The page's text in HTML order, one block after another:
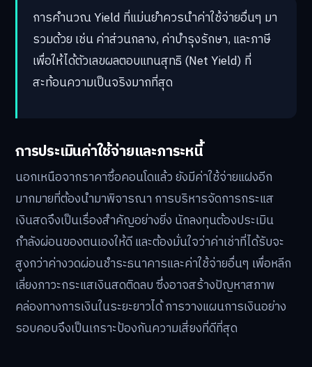
การคำนวณ Yield ที่แม่นยำควรนำค่าใช้จ่ายอื่นๆ มา
รวมด้วย เช่น ค่าส่วนกลาง, ค่าบำรุงรักษา, และภาษี
เพื่อให้ได้ตัวเลขผลตอบแทนสุทธิ (Net Yield) ที่
สะท้อนความเป็นจริงมากที่สุด
การประเมินค่าใช้จ่ายและภาระหนี้
นอกเหนือจากราคาซื้อคอนโดแล้ว ยังมีค่าใช้จ่ายแฝงอีก
มากมายที่ต้องนำมาพิจารณา การบริหารจัดการกระแส
เงินสดจึงเป็นเรื่องสำคัญอย่างยิ่ง นักลงทุนต้องประเมิน
กำลังผ่อนของตนเองให้ดี และต้องมั่นใจว่าค่าเช่าที่ได้รับจะ
สูงกว่าค่างวดผ่อนชำระธนาคารและค่าใช้จ่ายอื่นๆ เพื่อหลีก
เลี่ยงภาวะกระแสเงินสดติดลบ ซึ่งอาจสร้างปัญหาสภาพ
คล่องทางการเงินในระยะยาวได้ การวางแผนการเงินอย่าง
รอบคอบจึงเป็นเกราะป้องกันความเสี่ยงที่ดีที่สุด